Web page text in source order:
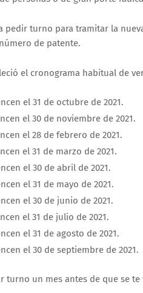
pedir turno para tramitar la
de patente.
el cronograma habitual de
el 31 de octubre de 2021.
el 30 de noviembre de 2021.
el 28 de febrero de 2021.
el 31 de marzo de 2021.
el 30 de abril de 2021.
el 31 de mayo de 2021.
el 30 de junio de 2021.
el 31 de julio de 2021.
el 31 de agosto de 2021.
el 30 de septiembre de 2021.
turno un mes antes de que se te